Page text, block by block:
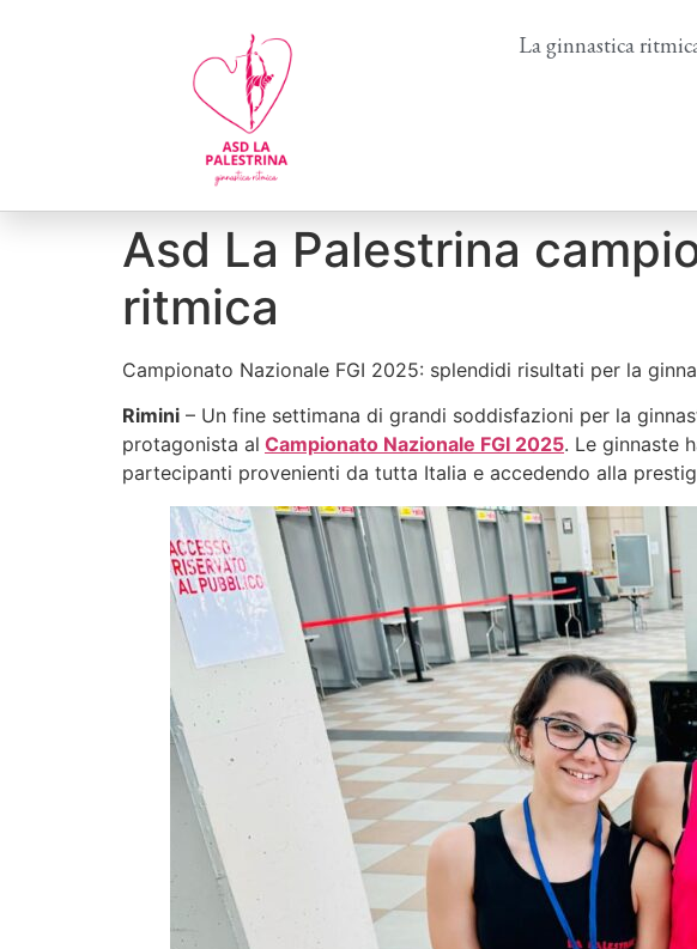
La ginnastica
Asd La Palestrina
ritmica
Campionato Nazionale FGI 2025: splendidi risultati per la
Rimini – Un fine settimana di grandi soddisfazioni per la
protagonista al Campionato Nazionale FGI 2025. Le ginnaste
partecipanti provenienti da tutta Italia e accedendo alla